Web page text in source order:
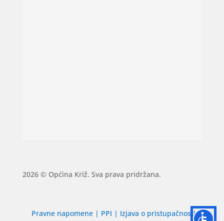
2026 © Općina Križ. Sva prava pridržana.
Pravne napomene | PPI | Izjava o pristupačnosti|